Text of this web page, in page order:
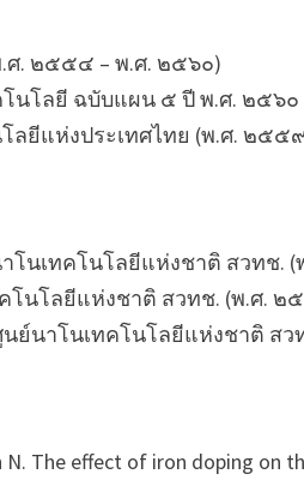
. ๒๕๕๔ – พ.ศ. ๒๕๖๐)
โลยี ฉบับแผน ๕ ปี พ.ศ. ๒๕๖
ลยีแห่งประเทศไทย (พ.ศ. ๒๕๕
โนเทคโนโลยีแห่งชาติ สวทช.
โนโลยีแห่งชาติ สวทช. (พ.ศ.
ย์นาโนเทคโนโลยีแห่งชาติ สว
N. The effect of iron doping